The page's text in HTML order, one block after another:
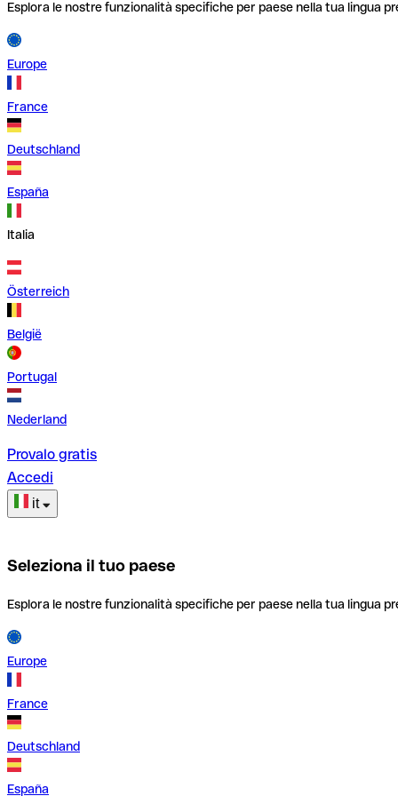
Esplora le nostre funzionalità specifiche per paese nella tua lingua
Europe
France
Deutschland
España
Italia
Österreich
België
Portugal
Nederland
Provalo gratis
Accedi
it
Seleziona il tuo paese
Esplora le nostre funzionalità specifiche per paese nella tua lingua
Europe
France
Deutschland
España